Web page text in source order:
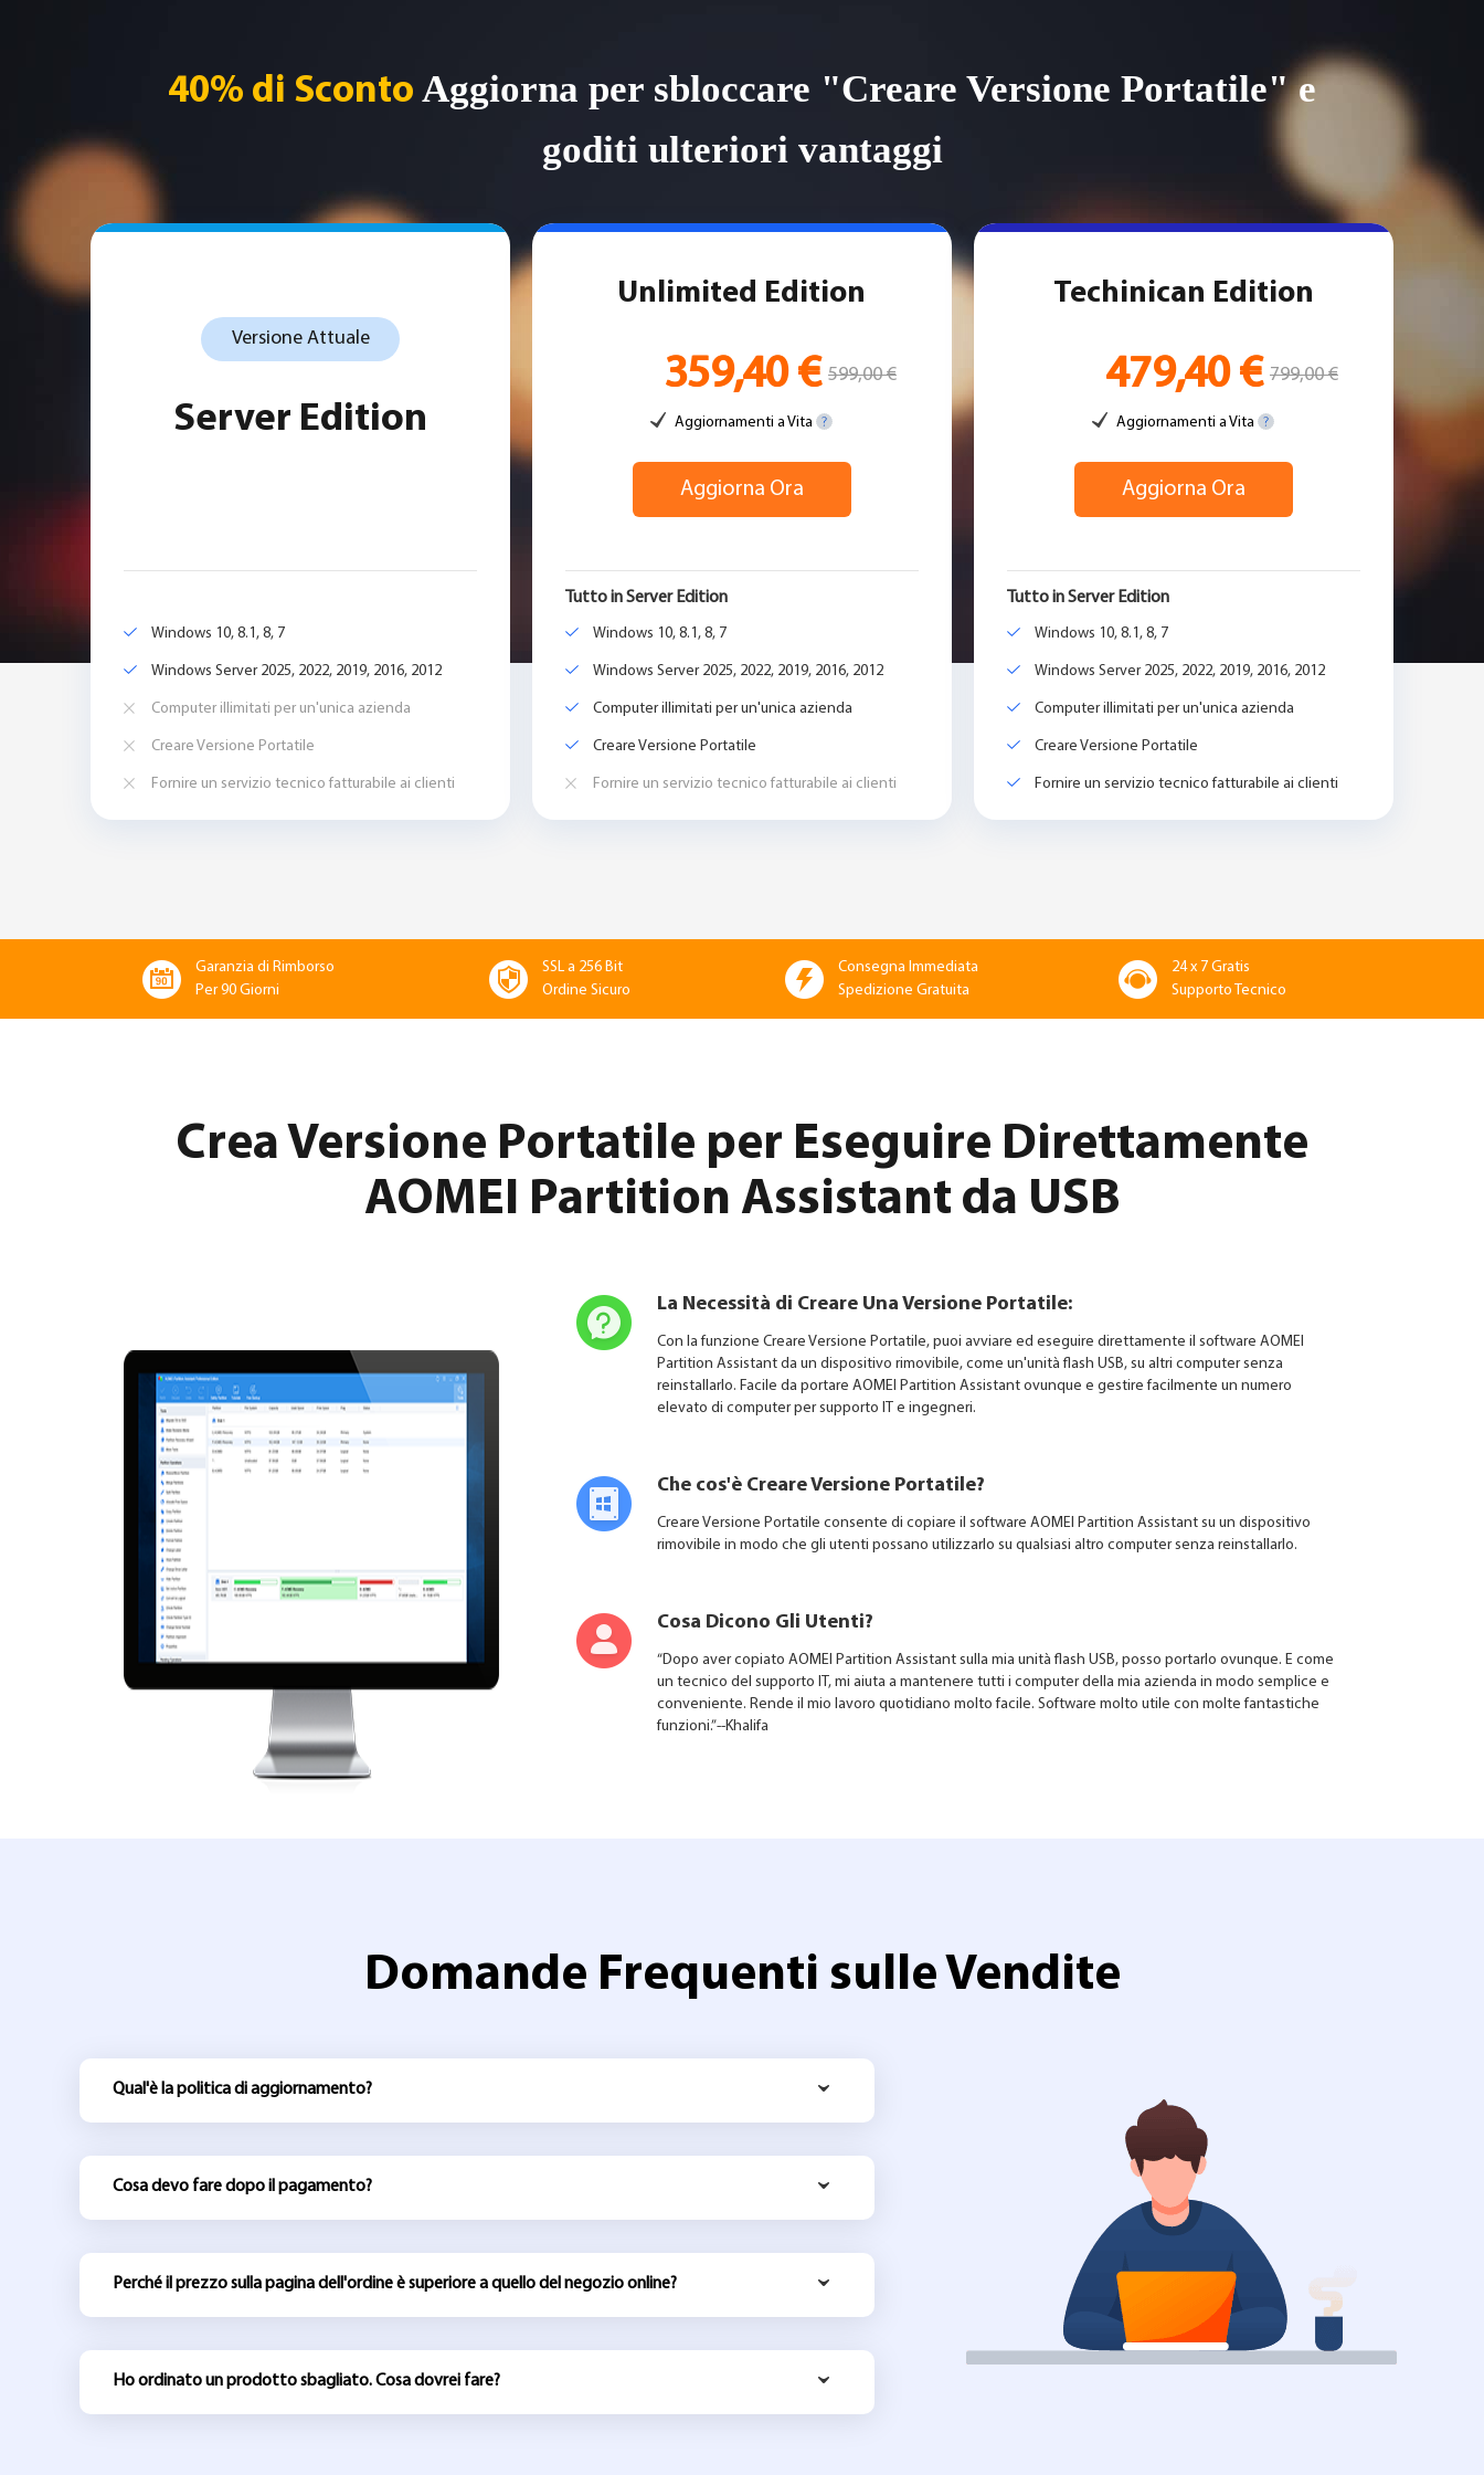
40% di Sconto Aggiorna per sbloccare "Creare Versione Portatile" e
goditi ulteriori vantaggi
Versione Attuale
Server Edition
Windows 10, 8.1, 8, 7
Windows Server 2025, 2022, 2019, 2016, 2012
Computer illimitati per un'unica azienda
Creare Versione Portatile
Fornire un servizio tecnico fatturabile ai clienti
Unlimited Edition
359,40 € 599,00 €
Aggiornamenti a Vita
Aggiorna Ora
Tutto in Server Edition
Windows 10, 8.1, 8, 7
Windows Server 2025, 2022, 2019, 2016, 2012
Computer illimitati per un'unica azienda
Creare Versione Portatile
Fornire un servizio tecnico fatturabile ai clienti
Techinican Edition
479,40 € 799,00 €
Aggiornamenti a Vita
Aggiorna Ora
Tutto in Server Edition
Windows 10, 8.1, 8, 7
Windows Server 2025, 2022, 2019, 2016, 2012
Computer illimitati per un'unica azienda
Creare Versione Portatile
Fornire un servizio tecnico fatturabile ai clienti
Garanzia di Rimborso
Per 90 Giorni
SSL a 256 Bit
Ordine Sicuro
Consegna Immediata
Spedizione Gratuita
24 x 7 Gratis
Supporto Tecnico
Crea Versione Portatile per Eseguire Direttamente
AOMEI Partition Assistant da USB
La Necessità di Creare Una Versione Portatile:
Con la funzione Creare Versione Portatile, puoi avviare ed eseguire direttamente il software AOMEI
Partition Assistant da un dispositivo rimovibile, come un'unità flash USB, su altri computer senza
reinstallarlo. Facile da portare AOMEI Partition Assistant ovunque e gestire facilmente un numero
elevato di computer per supporto IT e ingegneri.
Che cos'è Creare Versione Portatile?
Creare Versione Portatile consente di copiare il software AOMEI Partition Assistant su un dispositivo
rimovibile in modo che gli utenti possano utilizzarlo su qualsiasi altro computer senza reinstallarlo.
Cosa Dicono Gli Utenti?
“Dopo aver copiato AOMEI Partition Assistant sulla mia unità flash USB, posso portarlo ovunque. E come
un tecnico del supporto IT, mi aiuta a mantenere tutti i computer della mia azienda in modo semplice e
conveniente. Rende il mio lavoro quotidiano molto facile. Software molto utile con molte fantastiche
funzioni.”--Khalifa
Domande Frequenti sulle Vendite
Qual'è la politica di aggiornamento?
Cosa devo fare dopo il pagamento?
Perché il prezzo sulla pagina dell'ordine è superiore a quello del negozio online?
Ho ordinato un prodotto sbagliato. Cosa dovrei fare?